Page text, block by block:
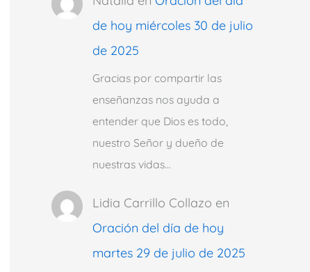
de hoy miércoles 30 de julio
de 2025
Gracias por compartir las
enseñanzas nos ayuda a
entender que Dios es todo,
nuestro Señor y dueño de
nuestras vidas…
Lidia Carrillo Collazo en
Oración del día de hoy
martes 29 de julio de 2025